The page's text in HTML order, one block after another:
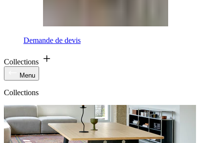
Demande de devis
Collections
Menu
Collections